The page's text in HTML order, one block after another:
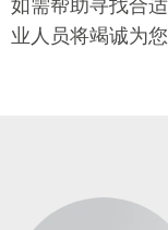
业人员将竭诚为